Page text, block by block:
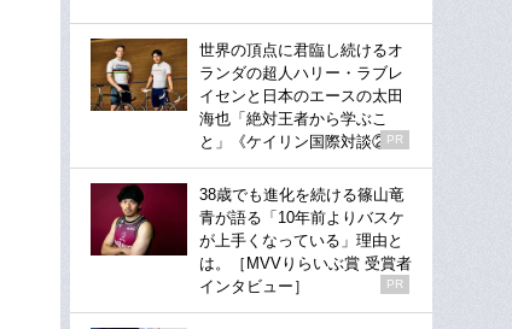
世界の頂点に君臨し続けるオ
ランダの超人ハリー・ラブレ
イセンと日本のエースの太田
海也「絶対王者から学ぶこ
と」《ケイリン国際対談②》
PR
38歳でも進化を続ける篠山竜
青が語る「10年前よりバスケ
が上手くなっている」理由と
は。［MVVりらいぶ賞 受賞者
インタビュー］
PR